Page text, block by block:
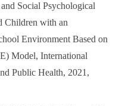
Social Psychological
Children with an
Environment Based on
Model, International
Public Health, 2021,